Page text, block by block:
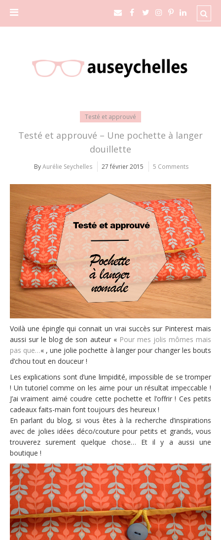
Testé et approuvé
Testé et approuvé – Une pochette à langer
douillette
ByAurélie Seychelles 27 février 2015 5 Comments
Voilà une épingle qui connait un vrai succès sur Pinterest mais
aussi sur le blog de son auteur « Pour mes jolis mômes mais
pas que…« , une jolie pochette à langer pour changer les bouts
d’chou tout en douceur !
Les explications sont d’une limpidité, impossible de se tromper
! Un tutoriel comme on les aime pour un résultat impeccable !
J’ai vraiment aimé coudre cette pochette et l’offrir ! Ces petits
cadeaux faits-main font toujours des heureux !
En parlant du blog, si vous êtes à la recherche d’inspirations
avec de jolies idées déco/couture pour petits et grands, vous
trouverez surement quelque chose… Et il y a aussi une
boutique !